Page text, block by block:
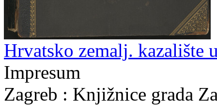
Hrvatsko zemalj. kazalište
Impresum
Zagreb : Knjižnice grada